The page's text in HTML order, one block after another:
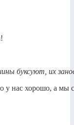
буксуют, их
нас хорошо, а мы